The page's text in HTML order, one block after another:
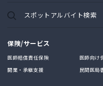
スポットアルバイト検索
保険/サービス
医師賠償責任保険
医師向け
開業・承継支援
民間医局